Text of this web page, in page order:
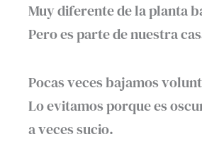
Muy diferente de la planta
Pero es parte de nuestra
Pocas veces bajamos
Lo evitamos porque es
a veces sucio.